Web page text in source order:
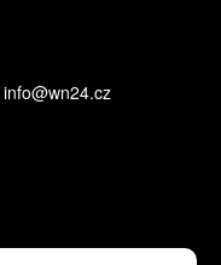
info@wn24.cz